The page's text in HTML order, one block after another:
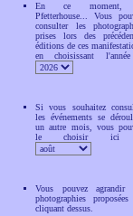
En ce
Pfetterhouse... Vous
consulter les
prises lors des
éditions de ces
en choisissant
Si vous souhaitez
les événements se
un autre mois, vous
le choisir
Vous pouvez agrandir
photographies
cliquant dessus.